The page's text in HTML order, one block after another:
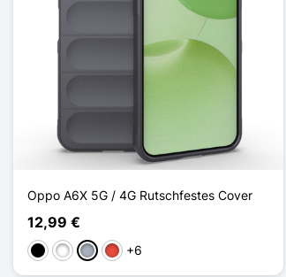
Oppo A6X 5G / 4G Rutschfestes Cover
12,99 €
Schwarz
WeißGrauRot +6